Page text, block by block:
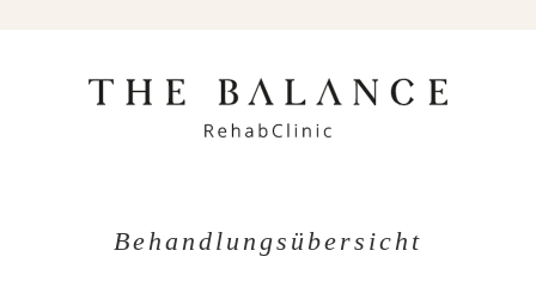
Behandlungsübersicht